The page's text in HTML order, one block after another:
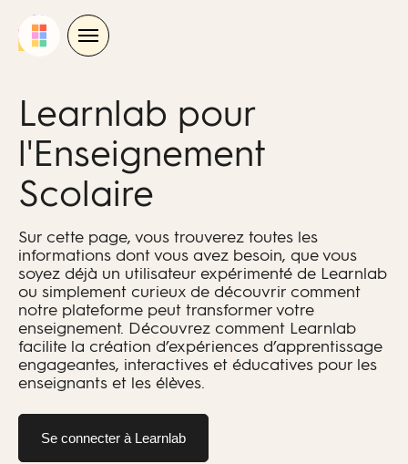
Learnlab pour
l'Enseignement
Scolaire
Sur cette page, vous trouverez toutes les
informations dont vous avez besoin, que vous
soyez déjà un utilisateur expérimenté de Learnlab
ou simplement curieux de découvrir comment
notre plateforme peut transformer votre
enseignement. Découvrez comment Learnlab
facilite la création d’expériences d’apprentissage
engageantes, interactives et éducatives pour les
enseignants et les élèves.
Se connecter à Learnlab